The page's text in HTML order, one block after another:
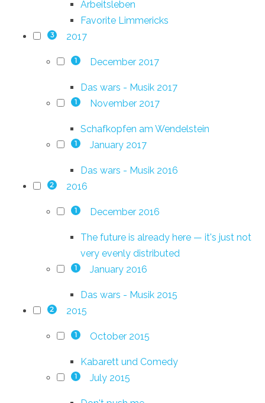
Arbeitsleben
Favorite Limmericks
3 2017
1 December 2017
Das wars - Musik 2017
1 November 2017
Schafkopfen am Wendelstein
1 January 2017
Das wars - Musik 2016
2 2016
1 December 2016
The future is already here — it's just not
very evenly distributed
1 January 2016
Das wars - Musik 2015
2 2015
1 October 2015
Kabarett und Comedy
1 July 2015